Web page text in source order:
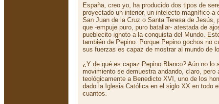
España, creo yo, ha producido dos tipos de
proyectado un interior, un intelecto magnífico
San Juan de la Cruz o Santa Teresa de Jesús,
que -empuje puro, puro batallar- atestada de
pueblecito ignoto a la conquista del Mundo.
también de Pepino. Porque Pepino gochos no
sus fuerzas es capaz de mostrar al mundo de
¿Y de qué es capaz Pepino Blanco? Aún no lo
movimiento se demuestra andando, claro, pero
teológicamente a Benedicto XVI, uno de los
dado la Iglesia Católica en el siglo XX en todo
cuantos.